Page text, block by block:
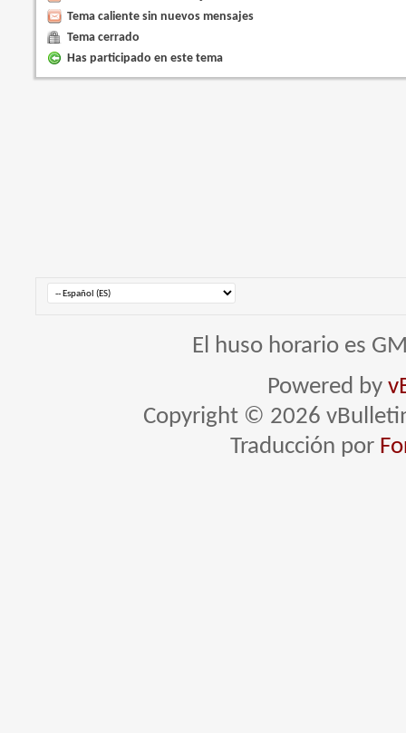
Tema caliente sin nuevos mensajes
Tema cerrado
Has participado en este tema
El huso horario es
Powered by
Copyright © 2026
Traducción por